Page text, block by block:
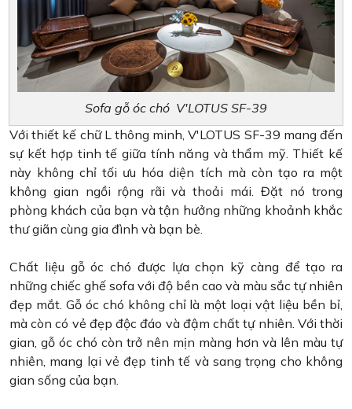
Sofa gỗ óc chó V'LOTUS SF-39
Với thiết kế chữ L thông minh, V'LOTUS SF-39 mang đến
sự kết hợp tinh tế giữa tính năng và thẩm mỹ. Thiết kế
này không chỉ tối ưu hóa diện tích mà còn tạo ra một
không gian ngồi rộng rãi và thoải mái. Đặt nó trong
phòng khách của bạn và tận hưởng những khoảnh khắc
thư giãn cùng gia đình và bạn bè.
Chất liệu gỗ óc chó được lựa chọn kỹ càng để tạo ra
những chiếc ghế sofa với độ bền cao và màu sắc tự nhiên
đẹp mắt. Gỗ óc chó không chỉ là một loại vật liệu bền bỉ,
mà còn có vẻ đẹp độc đáo và đậm chất tự nhiên. Với thời
gian, gỗ óc chó còn trở nên mịn màng hơn và lên màu tự
nhiên, mang lại vẻ đẹp tinh tế và sang trọng cho không
gian sống của bạn.